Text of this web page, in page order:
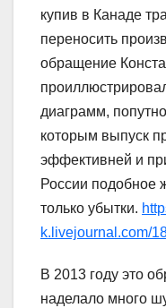
купив в Канаде
переносить
обращение
диаграмм,
которым выпуск
эффективней и
России подобное
только убытки.
k.livejournal.com/
В 2013 году это
наделало много